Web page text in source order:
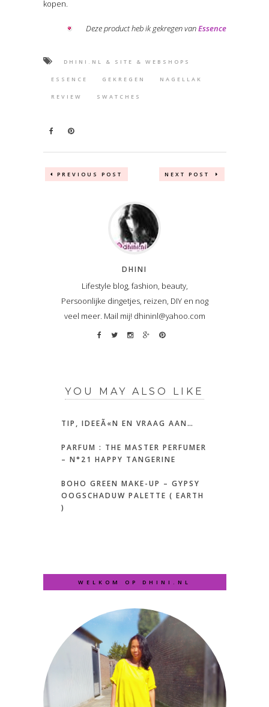
kopen.
Deze product heb ik gekregen vanEssence
DHINI.NL & SITE & WEBSHOPS
ESSENCE GEKREGEN NAGELLAK
REVIEW SWATCHES
PREVIOUS POST NEXT POST
DHINI
Lifestyle blog, fashion, beauty,
Persoonlijke dingetjes, reizen, DIY en nog
veel meer. Mail mij! dhininl@yahoo.com
YOU MAY ALSO LIKE
TIP, IDEEÃ«N EN VRAAG AAN…
PARFUM : THE MASTER PERFUMER
– N°21 HAPPY TANGERINE
BOHO GREEN MAKE-UP – GYPSY
OOGSCHADUW PALETTE ( EARTH
)
WELKOM OP DHINI.NL